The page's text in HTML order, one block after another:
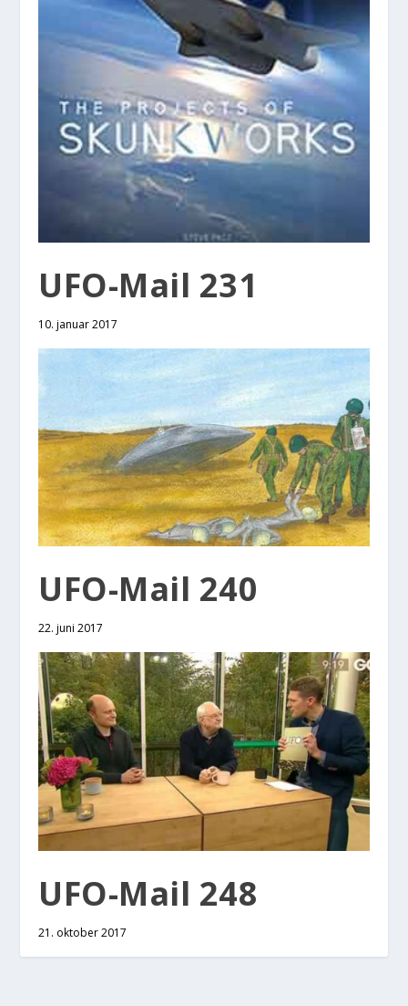
UFO-Mail 231
10. januar 2017
UFO-Mail 240
22. juni 2017
UFO-Mail 248
21. oktober 2017